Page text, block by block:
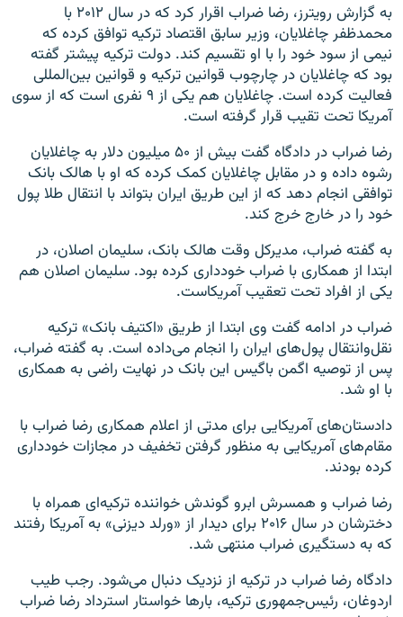
به گزارش رویترز، رضا ضراب اقرار کرد که در سال ۲۰۱۲ با
محمدظفر چاغلایان، وزیر سابق اقتصاد ترکیه توافق کرده که
نیمی از سود خود را با او تقسیم کند. دولت ترکیه پیشتر گفته
بود که چاغلایان در چارچوب قوانین ترکیه و قوانین بین‌المللی
فعالیت کرده است. چاغلایان هم یکی از ۹ نفری است که از سوی
آمریکا تحت تقیب قرار گرفته است.
رضا ضراب در دادگاه گفت بیش از ۵۰ میلیون دلار به چاغلایان
رشوه داده و در مقابل چاغلایان کمک کرده که او با هالک‌ بانک
توافقی انجام دهد که از این طریق ایران بتواند با انتقال طلا پول
خود را در خارج خرج کند.
به گفته ضراب، مدیرکل وقت هالک بانک، سلیمان اصلان، در
ابتدا از همکاری با ضراب خودداری کرده بود. سلیمان اصلان هم
یکی از افراد تحت تعقیب آمریکاست.
ضراب در ادامه گفت وی ابتدا از طریق «اکتیف بانک» ترکیه
نقل‌وانتقال پول‌های ایران را انجام می‌داده است. به گفته ضراب،
پس از توصیه اگمن باگیس این بانک در نهایت راضی به همکاری
با او شد.
دادستان‌های آمریکایی برای مدتی از اعلام همکاری رضا ضراب با
مقام‌های آمریکایی به منظور گرفتن تخفیف در مجازات خودداری
کرده بودند.
رضا ضراب و همسرش ابرو گوندش خواننده ترکیه‌ای همراه با
دخترشان در سال ۲۰۱۶ برای دیدار از «ورلد دیزنی» به آمریکا رفتند
که به دستگیری ضراب منتهی شد.
دادگاه رضا ضراب در ترکیه از نزدیک دنبال می‌شود. رجب طیب
اردوغان، رئیس‌جمهوری ترکیه، بارها خواستار استرداد رضا ضراب